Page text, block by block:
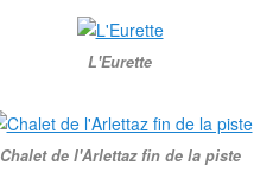
L'Eurette
Chalet de l'Arlettaz fin de la piste